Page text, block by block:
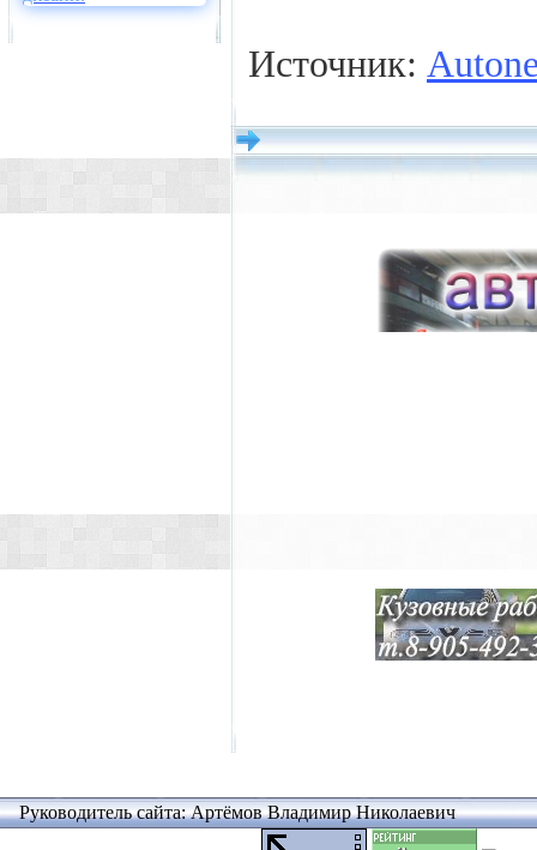
Источник:
Руководитель сайта: Артёмов Владимир Николаевич